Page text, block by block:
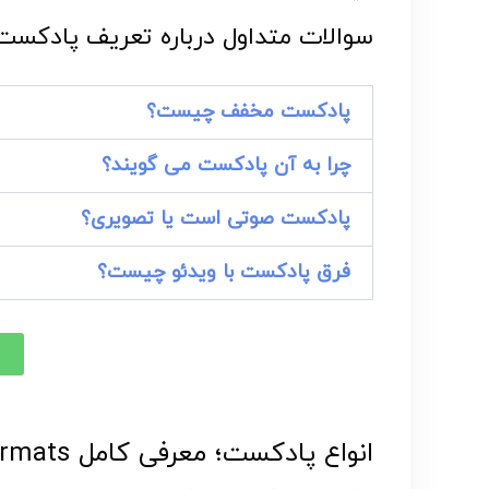
سوالات متداول درباره تعریف
پادکست مخفف چیست؟
چرا به آن پادکست می گویند؟
پادکست صوتی است یا تصویری؟
فرق پادکست با ویدئو چیست؟